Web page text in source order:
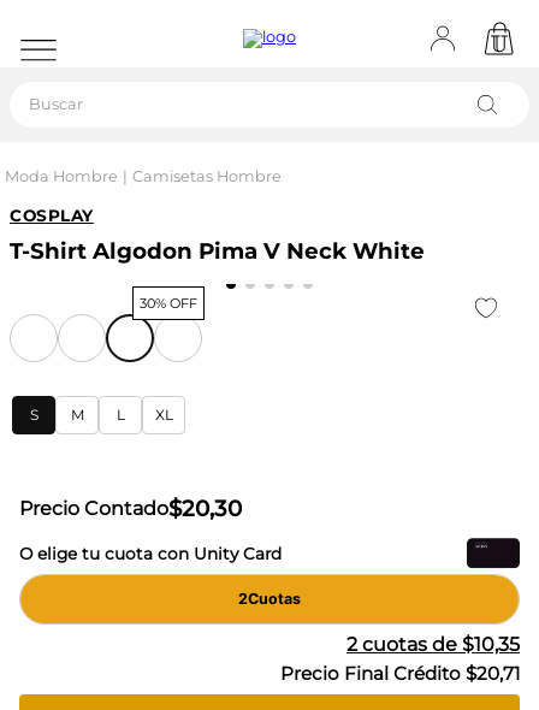
Moda Hombre Camisetas Hombre
COSPLAY
T-Shirt Algodon Pima V Neck White
30% OFF
S M L XL
Precio Contado$20,30
O elige tu cuota con Unity Card
2Cuotas
2cuotas de $10,35
Precio Final Crédito $20,71